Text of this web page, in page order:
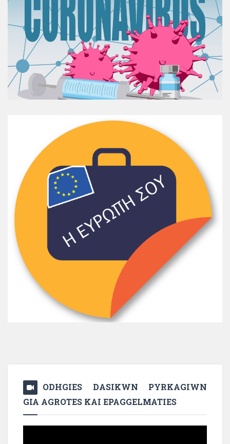
ODHGIES DASIKWN PYRKAGIWN
GIA AGROTES KAI EPAGGELMATIES